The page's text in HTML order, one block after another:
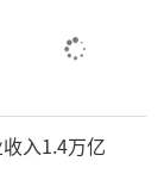
入1.4万亿